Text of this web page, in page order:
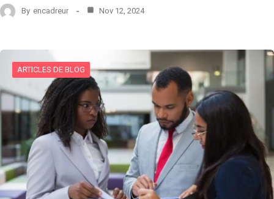
By encadreur Nov 12, 2024
ARTICLES DE BLOG